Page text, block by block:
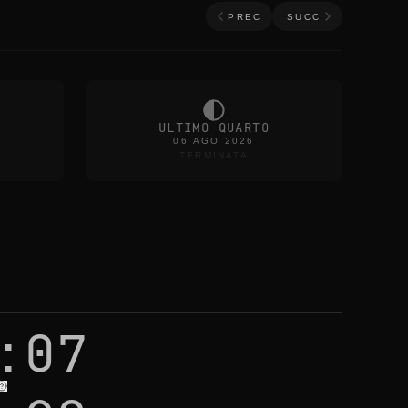
PREC SUCC
ULTIMO QUARTO
06 AGO 2026